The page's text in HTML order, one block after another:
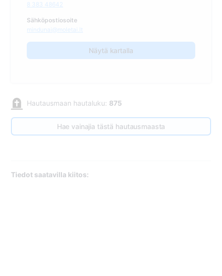
8 383 48642
Sähköpostiosoite
mindunai@moletai.lt
Näytä kartalla
Hautausmaan hautaluku: 875
Hae vainajia tästä hautausmaasta
Tiedot saatavilla kiitos: